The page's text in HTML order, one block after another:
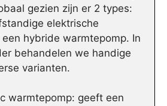
gezien zijn er 2 types:
elektrische
hybride warmtepomp. In
behandelen we handige
varianten.
warmtepomp: geeft een